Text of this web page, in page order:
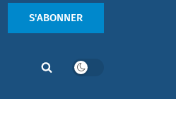
S'ABONNER